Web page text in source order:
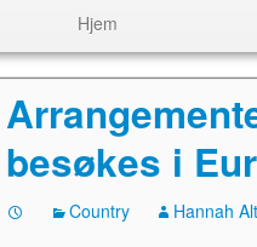
Hjem
besøkes i
Country Hannah